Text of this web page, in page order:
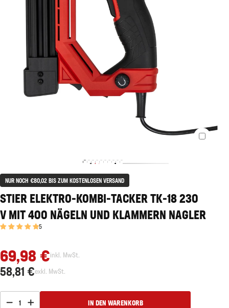
NUR NOCH €80,02 BIS ZUM KOSTENLOSEN VERSAND
STIER ELEKTRO-KOMBI-TACKER TK-18 230
V MIT 400 NÄGELN UND KLAMMERN NAGLER
5
69,98 €inkl. MwSt.
58,81 €exkl. MwSt.
1 IN DEN WARENKORB